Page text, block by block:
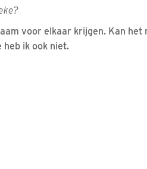
voor elkaar krijgen. Kan het
heb ik ook niet.